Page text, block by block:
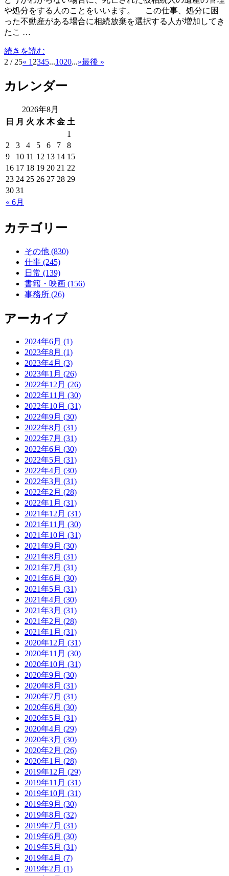
や処分をする人のことをいいます。 この仕事、処分に困
った不動産がある場合に相続放棄を選択する人が増加してき
たこ …
続きを読む
2 / 25« 1 2345...1020...»最後 »
カレンダー
2026年8月
日
月 火 水 木 金 土
« 6月
1
2
3 4 5 6 7
8
9
10 11 12 13 14 15
16 17 18 19 20 21 22
23 24 25 26 27 28 29
30 31
カテゴリー
その他 (830)
仕事 (245)
日常 (139)
書籍・映画 (156)
事務所 (26)
アーカイブ
2024年6月 (1)
2023年8月 (1)
2023年4月 (3)
2023年1月 (26)
2022年12月 (26)
2022年11月 (30)
2022年10月 (31)
2022年9月 (30)
2022年8月 (31)
2022年7月 (31)
2022年6月 (30)
2022年5月 (31)
2022年4月 (30)
2022年3月 (31)
2022年2月 (28)
2022年1月 (31)
2021年12月 (31)
2021年11月 (30)
2021年10月 (31)
2021年9月 (30)
2021年8月 (31)
2021年7月 (31)
2021年6月 (30)
2021年5月 (31)
2021年4月 (30)
2021年3月 (31)
2021年2月 (28)
2021年1月 (31)
2020年12月 (31)
2020年11月 (30)
2020年10月 (31)
2020年9月 (30)
2020年8月 (31)
2020年7月 (31)
2020年6月 (30)
2020年5月 (31)
2020年4月 (29)
2020年3月 (30)
2020年2月 (26)
2020年1月 (28)
2019年12月 (29)
2019年11月 (31)
2019年10月 (31)
2019年9月 (30)
2019年8月 (32)
2019年7月 (31)
2019年6月 (30)
2019年5月 (31)
2019年4月 (7)
2019年2月 (1)